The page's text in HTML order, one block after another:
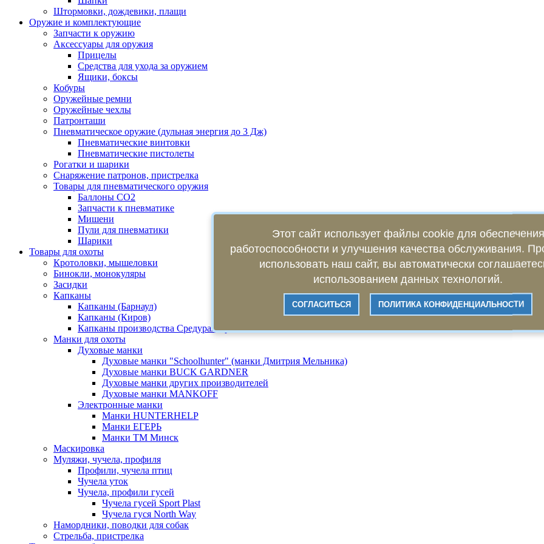
Штормовки, дождевики, плащи
Оружие и комплектующие
Запчасти к оружию
Аксессуары для оружия
Прицелы
Средства для ухода за оружием
Ящики, боксы
Кобуры
Оружейные ремни
Оружейные чехлы
Патронташи
Пневматическое оружие (дульная энергия до 3 Дж)
Пневматические винтовки
Пневматические пистолеты
Рогатки и шарики
Снаряжение патронов, пристрелка
Товары для пневматического оружия
Баллоны СО2
Запчасти к пневматике
Мишени
Пули для пневматики
Шарики
Товары для охоты
Кротоловки, мышеловки
Бинокли, монокуляры
Засидки
Капканы
Капканы (Барнаул)
Капканы (Киров)
Капканы производства Средуралстрой
Манки для охоты
Духовые манки
Духовые манки "Schoolhunter" (манки Дмитрия Мельника)
Духовые манки BUCK GARDNER
Духовые манки других производителей
Духовые манки MANKOFF
Электронные манки
Манки HUNTERHELP
Манки ЕГЕРЬ
Манки ТМ Минск
Маскировка
Муляжи, чучела, профиля
Профили, чучела птиц
Чучела уток
Чучела, профили гусей
Чучела гусей Sport Plast
Чучела гуся North Way
Намордники, поводки для собак
Стрельба, пристрелка
Этот сайт использует файлы cookie для обеспечения
работоспособности и улучшения качества обслуживания.
использовать наш сайт, вы автоматически
использованием данных технологий.
СОГЛАСИТЬСЯ ПОЛИТИКА КОНФИДЕНЦИАЛЬНОСТИ